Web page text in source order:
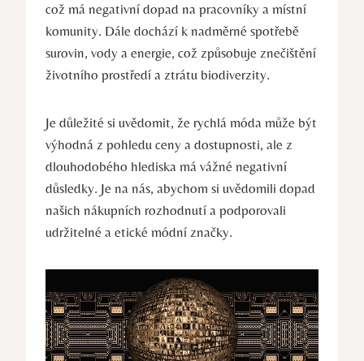
což má negativní dopad na pracovníky a místní
komunity. Dále dochází k nadměrné spotřebě
surovin, vody a energie, což způsobuje znečištění
životního prostředí a ztrátu biodiverzity.
Je důležité si uvědomit, že rychlá móda může být
výhodná z pohledu ceny a dostupnosti, ale z
dlouhodobého hlediska má vážné negativní
důsledky. Je na nás, abychom si uvědomili dopad
našich nákupních rozhodnutí a podporovali
udržitelné a etické módní značky.